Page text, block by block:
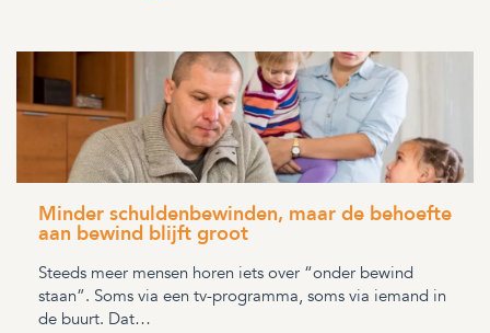
Minder schuldenbewinden, maar de behoefte
aan bewind blijft groot
Steeds meer mensen horen iets over “onder bewind
staan”. Soms via een tv-programma, soms via iemand in
de buurt. Dat…